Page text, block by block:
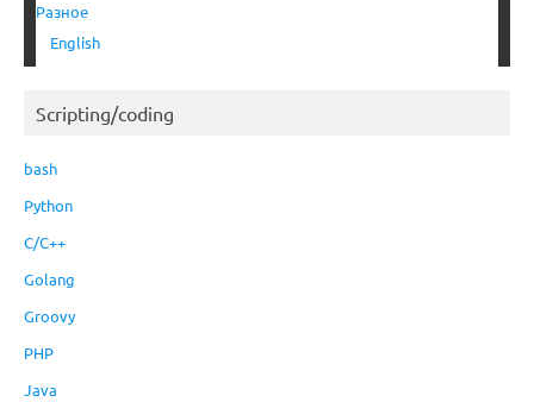
Разное
English
Scripting/coding
bash
Python
C/C++
Golang
Groovy
PHP
Java